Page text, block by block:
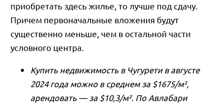
приобретать здесь жилье, то лучше под сдачу.
Причем первоначальные вложения будут
существенно меньше, чем в остальной части
условного центра.
Купить недвижимость в Чугурети в августе
2024 года можно в среднем за $1675/м²,
арендовать — за $10,3/м². По Авлабари